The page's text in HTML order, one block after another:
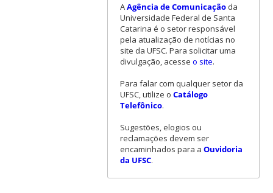
AAgência de Comunicaçãoda
Universidade Federal de Santa
Catarina é o setor responsável
pela atualização de notícias no
site da UFSC. Para solicitar uma
divulgação, acesse o site.
Para falar com qualquer setor da
UFSC, utilize o Catálogo
Telefônico.
Sugestões, elogios ou
reclamações devem ser
encaminhados para a Ouvidoria
da UFSC.